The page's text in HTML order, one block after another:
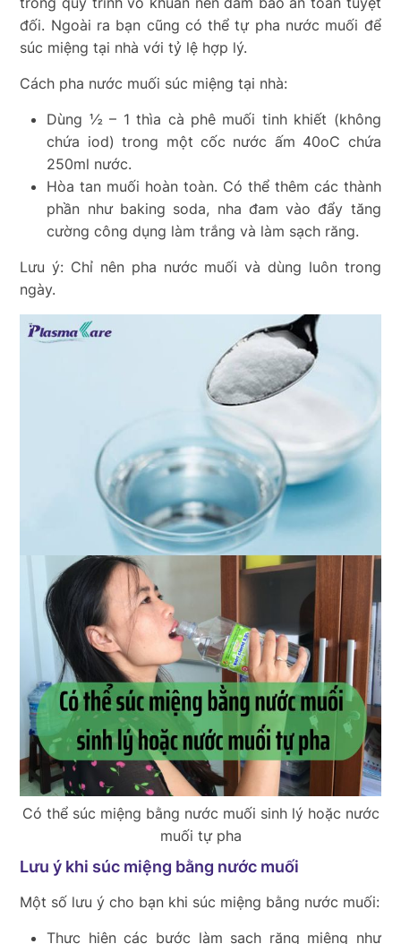
đối. Ngoài ra bạn cũng có thể tự pha nước muối để
súc miệng tại nhà với tỷ lệ hợp lý.
Cách pha nước muối súc miệng tại nhà:
Dùng ½ – 1 thìa cà phê muối tinh khiết (không
chứa iod) trong một cốc nước ấm 40oC chứa
250ml nước.
Hòa tan muối hoàn toàn. Có thể thêm các thành
phần như baking soda, nha đam vào đẩy tăng
cường công dụng làm trắng và làm sạch răng.
Lưu ý: Chỉ nên pha nước muối và dùng luôn trong
ngày.
Có thể súc miệng bằng nước muối sinh lý hoặc nước
muối tự pha
Lưu ý khi súc miệng bằng nước muối
Một số lưu ý cho bạn khi súc miệng bằng nước muối:
Thực hiện các bước làm sạch răng miệng như